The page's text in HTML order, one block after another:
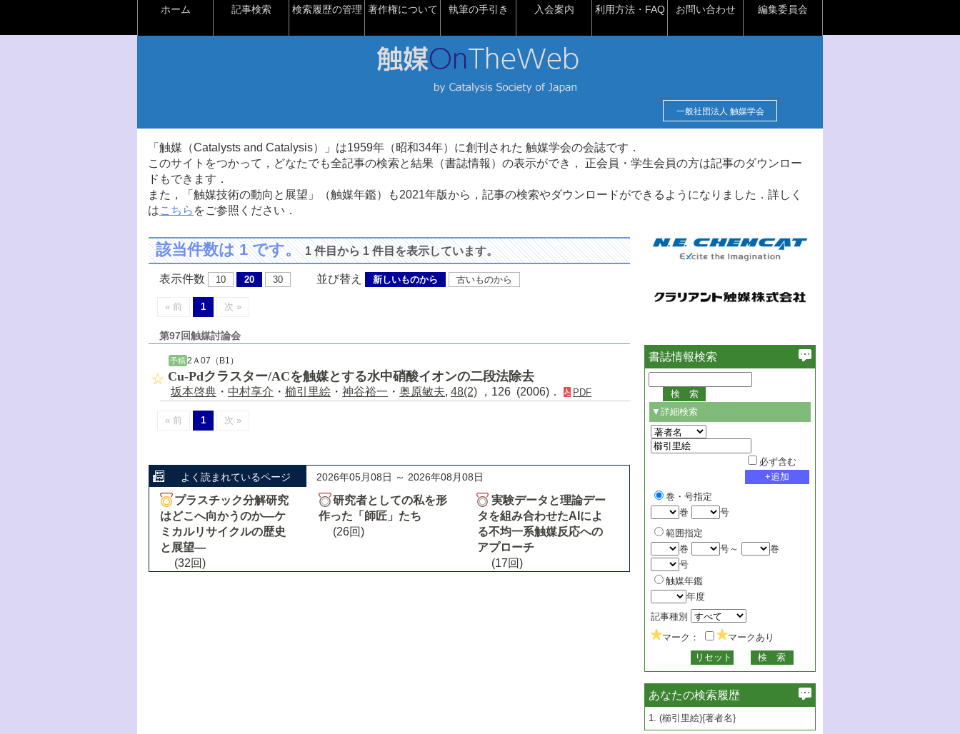
ホーム 記事検索 検索履歴の管理 著作権について 執筆の手引き 入会案内 利用方法・FAQ お問い合わせ 編集委員会
一般社団法人 触媒学会
「触媒（Catalysts and Catalysis）」は1959年（昭和34年）に創刊された 触媒学会の会誌です．
このサイトをつかって，どなたでも全記事の検索と結果（書誌情報）の表示ができ， 正会員・学生会員の方は記事のダウンロー
ドもできます．
また，「触媒技術の動向と展望」（触媒年鑑）も2021年版から，記事の検索やダウンロードができるようになりました．詳しく
はこちら をご参照ください．
該当件数は 1 です。1 件目から 1 件目を表示しています。
表示件数 10 20 30 並び替え 新しいものから 古いものから
« 前 1 次 »
第97回触媒討論会
予稿 2Ａ07（B1）
Cu-Pdクラスター/ACを触媒とする水中硝酸イオンの二段法除去
坂本啓典 ・ 中村享介 ・ 櫛引里絵 ・ 神谷裕一 ・ 奥原敏夫, 48(2) ，126 (2006)． PDF
« 前 1 次 »
よく読まれているページ 2026年05月08日 ～ 2026年08月08日
プラスチック分解研究
はどこへ向かうのか―ケ
ミカルリサイクルの歴史
と展望―
(32回)
研究者としての私を形
作った「師匠」たち
(26回)
実験データと理論デー
タを組み合わせたAIによ
る不均一系触媒反応への
アプローチ
(17回)
書誌情報検索
▼詳細検索
必ず含む
巻・号指定
巻
号
範囲指定
巻
号～
巻
号
触媒年鑑
年度
記事種別
マーク：
マークあり
あなたの検索履歴
1. (櫛引里絵){著者名}